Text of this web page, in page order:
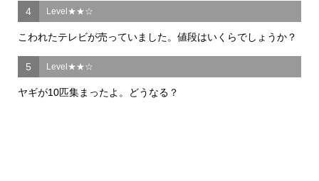
4 Level★★☆
こわれたテレビが売っていました。値段はいくらでしょうか？
5 Level★★☆
ヤギが10匹集まったよ。どうなる？